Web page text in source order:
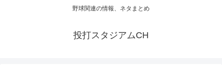
野球関連の情報、ネタまとめ
投打スタジアムCH